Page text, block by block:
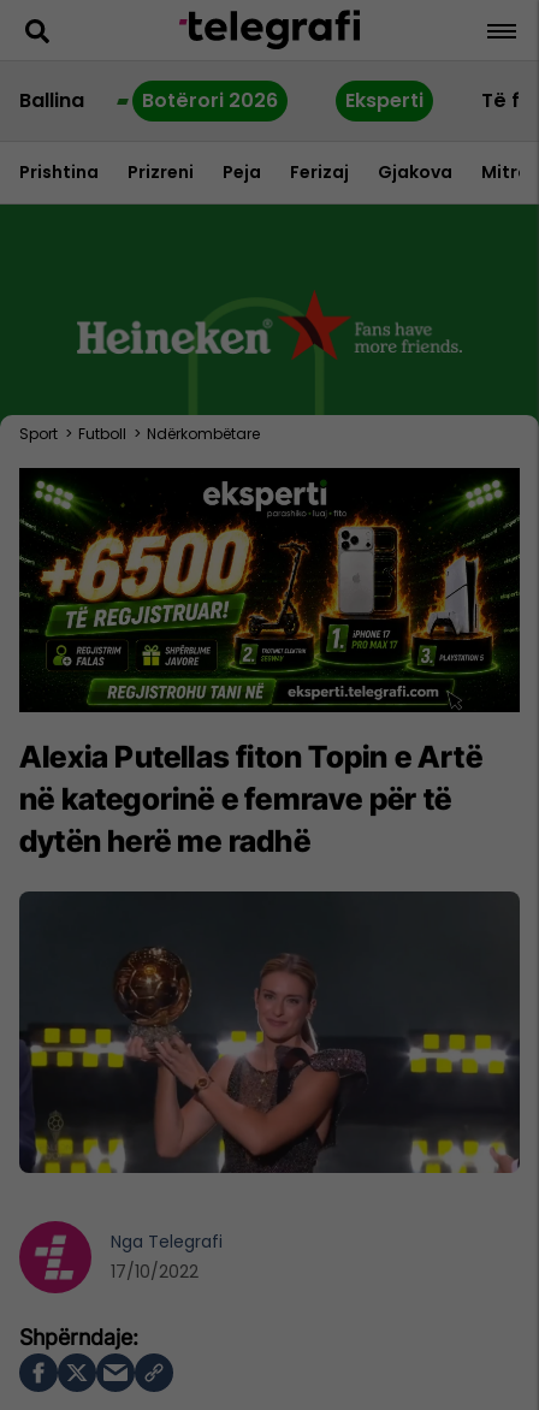
Ballina Botërori 2026 Eksperti Të
Prishtina Prizreni Peja Ferizaj Gjakova
Sport > Futboll > Ndërkombëtare
Alexia Putellas fiton Topin e Artë
në kategorinë e femrave për të
dytën herë me radhë
Nga Telegrafi
17/10/2022